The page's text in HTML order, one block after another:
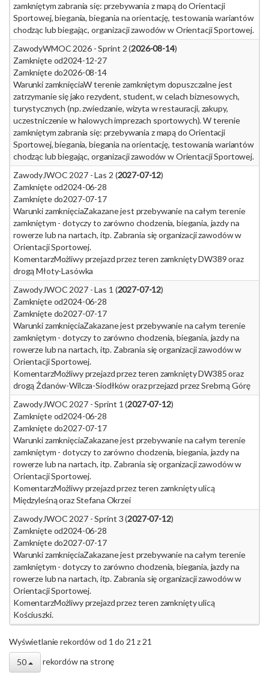
zamkniętym zabrania się: przebywania z mapą do Orientacji
Sportowej, biegania, biegania na orientację, testowania wariantów
chodząc lub biegając, organizacji zawodów w Orientacji Sportowej.
ZawodyWMOC 2026 - Sprint 2 (2026-08-14)
Zamknięte od2024-12-27
Zamknięte do2026-08-14
Warunki zamknięciaW terenie zamkniętym dopuszczalne jest
zatrzymanie się jako rezydent, student, w celach biznesowych,
turystycznych (np. zwiedzanie, wizyta w restauracji, zakupy,
uczestniczenie w halowych imprezach sportowych). W terenie
zamkniętym zabrania się: przebywania z mapą do Orientacji
Sportowej, biegania, biegania na orientację, testowania wariantów
chodząc lub biegając, organizacji zawodów w Orientacji Sportowej.
ZawodyJWOC 2027 - Las 2 (2027-07-12)
Zamknięte od2024-06-28
Zamknięte do2027-07-17
Warunki zamknięciaZakazane jest przebywanie na całym terenie
zamkniętym - dotyczy to zarówno chodzenia, biegania, jazdy na
rowerze lub na nartach, itp. Zabrania się organizacji zawodów w
Orientacji Sportowej.
KomentarzMożliwy przejazd przez teren zamknięty DW389 oraz
drogą Młoty-Lasówka
ZawodyJWOC 2027 - Las 1 (2027-07-12)
Zamknięte od2024-06-28
Zamknięte do2027-07-17
Warunki zamknięciaZakazane jest przebywanie na całym terenie
zamkniętym - dotyczy to zarówno chodzenia, biegania, jazdy na
rowerze lub na nartach, itp. Zabrania się organizacji zawodów w
Orientacji Sportowej.
KomentarzMożliwy przejazd przez teren zamknięty DW385 oraz
drogą Żdanów-Wilcza-Siodłków oraz przejazd przez Srebrną Górę
ZawodyJWOC 2027 - Sprint 1 (2027-07-12)
Zamknięte od2024-06-28
Zamknięte do2027-07-17
Warunki zamknięciaZakazane jest przebywanie na całym terenie
zamkniętym - dotyczy to zarówno chodzenia, biegania, jazdy na
rowerze lub na nartach, itp. Zabrania się organizacji zawodów w
Orientacji Sportowej.
KomentarzMożliwy przejazd przez teren zamknięty ulicą
Międzyleśną oraz Stefana Okrzei
ZawodyJWOC 2027 - Sprint 3 (2027-07-12)
Zamknięte od2024-06-28
Zamknięte do2027-07-17
Warunki zamknięciaZakazane jest przebywanie na całym terenie
zamkniętym - dotyczy to zarówno chodzenia, biegania, jazdy na
rowerze lub na nartach, itp. Zabrania się organizacji zawodów w
Orientacji Sportowej.
KomentarzMożliwy przejazd przez teren zamknięty ulicą
Kościuszki.
Wyświetlanie rekordów od 1 do 21 z 21
50
rekordów na stronę